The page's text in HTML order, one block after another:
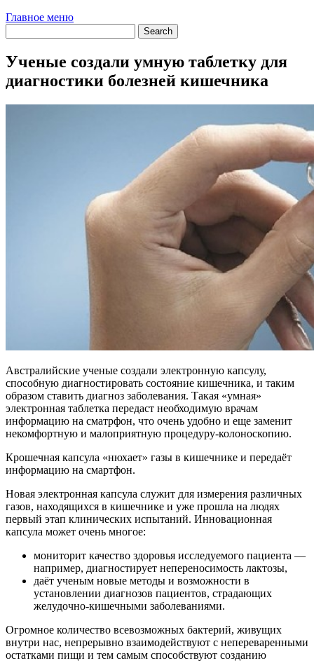
Главное меню
Ученые создали умную таблетку для
диагностики болезней кишечника
Австралийские ученые создали электронную капсулу,
способную диагностировать состояние кишечника, и таким
образом ставить диагноз заболевания. Такая «умная»
электронная таблетка передаст необходимую врачам
информацию на сматрфон, что очень удобно и еще заменит
некомфортную и малоприятную процедуру-колоноскопию.
Крошечная капсула «нюхает» газы в кишечнике и передаёт
информацию на смартфон.
Новая электронная капсула служит для измерения различных
газов, находящихся в кишечнике и уже прошла на людях
первый этап клинических испытаний. Инновационная
капсула может очень многое:
мониторит качество здоровья исследуемого пациента —
например, диагностирует непереносимость лактозы,
даёт ученым новые методы и возможности в
установлении диагнозов пациентов, страдающих
желудочно-кишечными заболеваниями.
Огромное количество всевозможных бактерий, живущих
внутри нас, непрерывно взаимодействуют с непереваренными
остатками пищи и тем самым способствуют созданию